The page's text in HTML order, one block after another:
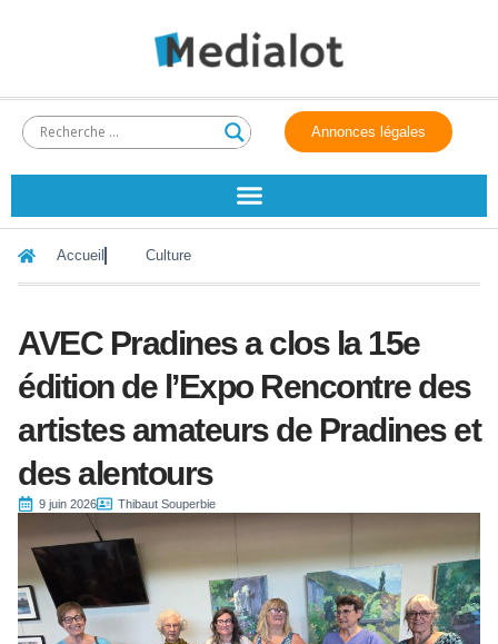
Annonces légales
Accueil Culture
AVEC Pradines a clos la 15e
édition de l’Expo Rencontre des
artistes amateurs de Pradines et
des alentours
9 juin 2026 Thibaut Souperbie